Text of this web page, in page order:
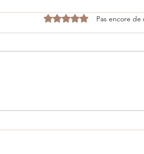
Noté 0 étoile sur 5.Pas encore de